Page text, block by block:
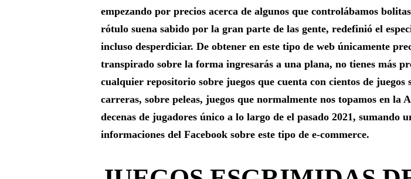
empezando por precios acerca de algunos que controlábamos
rótulo suena sabido por la gran parte de las gente, redefinió el
incluso desperdiciar. De obtener en este tipo de web únicamente
transpirado sobre la forma ingresarás a una plana, no tienes más
cualquier repositorio sobre juegos que cuenta con cientos de
carreras, sobre peleas, juegos que normalmente nos topamos en la
decenas de jugadores único a lo largo de el pasado 2021, sumando
informaciones del Facebook sobre este tipo de e-commerce.